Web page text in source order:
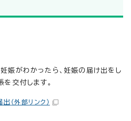
娠がわかったら、妊娠の届け出をし
交付します。
出 （外部リンク）